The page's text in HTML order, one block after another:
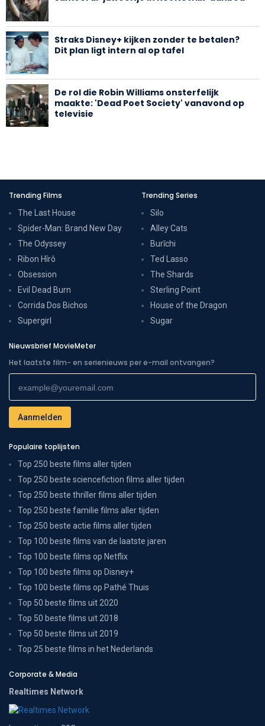
Straks Disney+ kijken zonder te betalen?
Dit plan ligt intern al op tafel
De rol die Robin Williams onsterfelijk
maakte: 'Dead Poet Society' vanavond op
televisie
Trending Films
The Last House
Spider-Man: Brand New Day
The Odyssey
Ribon Hîrô
Obsession
Evil Dead Burn
Corrida Dos Bichos
Supergirl
Trending Series
Silo
Alley Cats
Burīchi
Ted Lasso
The Shards
Sterling Point
House of the Dragon
Sugar
Nieuwsbrief MovieMeter
Het laatste film- en serienieuws per e-mail ontvangen?
Populaire toplijsten
Top 250 beste films aller tijden
Top 250 beste sciencefiction films aller tijden
Top 250 beste thriller films aller tijden
Top 250 beste familie films aller tijden
Top 250 beste actie films aller tijden
Top 100 beste films van de laatste jaren
Top 100 beste films op Netflix
Top 100 beste films op Disney+
Top 100 beste films op Pathé Thuis
Top 50 beste films uit 2020
Top 50 beste films uit 2018
Top 50 beste films uit 2019
Top 25 beste films in het Nederlands
Corporate & Media
Realtimes Network